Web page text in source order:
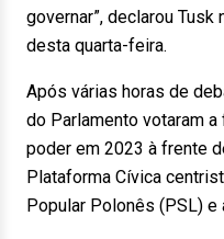
governar”, declarou
desta quarta-feira.
Após várias horas de
do Parlamento votaram
poder em 2023 à frente
Plataforma Cívica
Popular Polonês (PSL) e